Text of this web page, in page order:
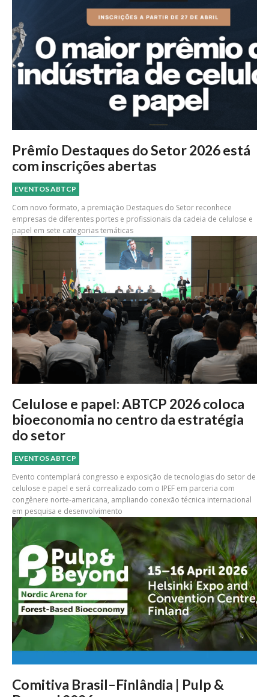
Prêmio Destaques do Setor 2026 está
com inscrições abertas
EVENTOS ABTCP
Com novo formato, a premiação Destaques do Setor reconhece
empresas de diferentes portes e profissionais da cadeia de celulose e
papel em sete categorias temáticas
Celulose e papel: ABTCP 2026 coloca
bioeconomia no centro da estratégia
do setor
EVENTOS ABTCP
Evento contemplará congresso e exposição de tecnologias do setor de
celulose e papel e será correalizado com o IPEF em parceria com
congênere norte-americana, ampliando conexão técnica internacional
em pesquisa e desenvolvimento
Comitiva Brasil–Finlândia | Pulp &